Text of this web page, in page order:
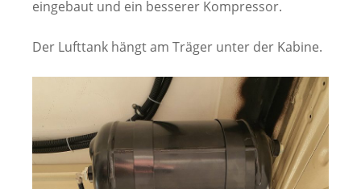
eingebaut und ein besserer Kompressor.
Der Lufttank hängt am Träger unter der Kabine.